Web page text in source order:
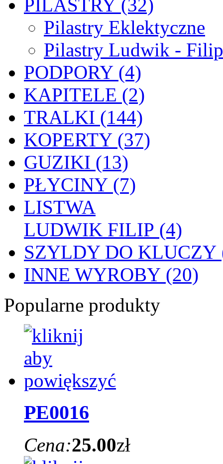
PILASTRY (32)
Pilastry Eklektyczne
Pilastry Ludwik - Filip
PODPORY (4)
KAPITELE (2)
TRALKI (144)
KOPERTY (37)
GUZIKI (13)
PŁYCINY (7)
LISTWA
LUDWIK FILIP (4)
SZYLDY DO KLUCZY
INNE WYROBY (20)
Popularne produkty
PE0016
Cena:25.00zł